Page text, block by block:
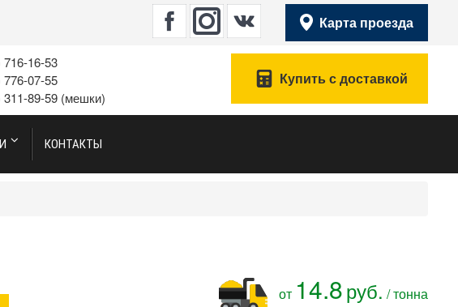
Карта проезда
716-16-53
776-07-55
311-89-59 (мешки)
Купить с доставкой
КОНТАКТЫ
от 14.8руб. / тонна